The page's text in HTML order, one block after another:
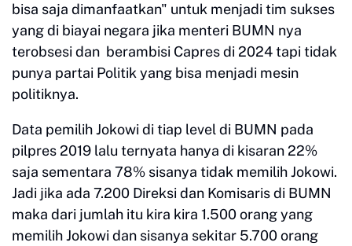
bisa saja dimanfaatkan" untuk menjadi tim sukses
yang di biayai negara jika menteri BUMN nya
terobsesi dan berambisi Capres di 2024 tapi tidak
punya partai Politik yang bisa menjadi mesin
politiknya.
Data pemilih Jokowi di tiap level di BUMN pada
pilpres 2019 lalu ternyata hanya di kisaran 22%
saja sementara 78% sisanya tidak memilih Jokowi.
Jadi jika ada 7.200 Direksi dan Komisaris di BUMN
maka dari jumlah itu kira kira 1.500 orang yang
memilih Jokowi dan sisanya sekitar 5.700 orang